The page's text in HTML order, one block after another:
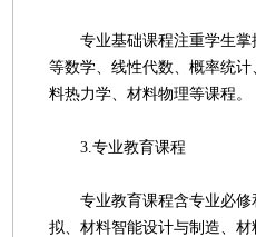
专业基础课程注重学生掌
等数学、线性代数、概率统
料热力学、材料物理等课程。
3.专业教育课程
专业教育课程含专业必修
拟、材料智能设计与制造、